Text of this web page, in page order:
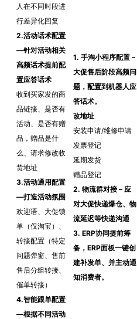
人在不同时段进
行差异化回复
2.活动话术配置
—针对活动相关
高频话术提前配
置应答话术
收到买家发的商
品链接、是否有
活动、是否有赠
品，赠品是什
么、请求修改收
货地址
3.活动通用配置
—打造活动氛围
欢迎语、大促锁
单（仅淘宝）、
转接配置（特定
问题弹窗、售前
售后分组转接、
催单转接）
4.智能跟单配置
—根据不同活动
1. 手淘小程序配置 –
大促售后阶段高频问
题，配置到机器人应
答话术。
改地址
安装申请/维修申请
发票登记
延期发货
赠品登记
2. 物流群对接 – 应
对大促快递爆仓、物
流延迟等快递沟通
3. ERP协同提前筹
备，ERP面板一键创
建补发单、并主动通
知消费者。